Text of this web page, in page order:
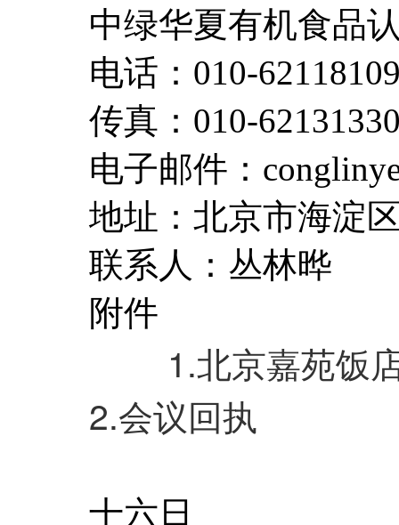
中绿华夏有机食品
电话：010-
传真：010-
电子邮件：
地址：北京市海淀
联系人：丛林晔
附件
1.北京嘉苑饭
2.会议回执
十六日